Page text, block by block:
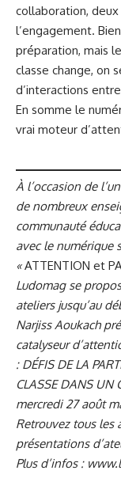
collaboration,
l’engagement.
préparation, mais
classe change, on
d’interactions
En somme le
vrai moteur
À l’occasion de
de nombreux
communauté
avec le numérique
«ATTENTION et
Ludomag se
ateliers jusqu’au
Narjiss Aoukach
catalyseur
: DÉFIS DE LA
CLASSE DANS UN
mercredi 27 août
Retrouvez tous les
présentations
Plus d’infos :